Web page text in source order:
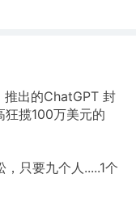
推出的ChatGPT 封
揽100万美元的
只要九个人.....1个